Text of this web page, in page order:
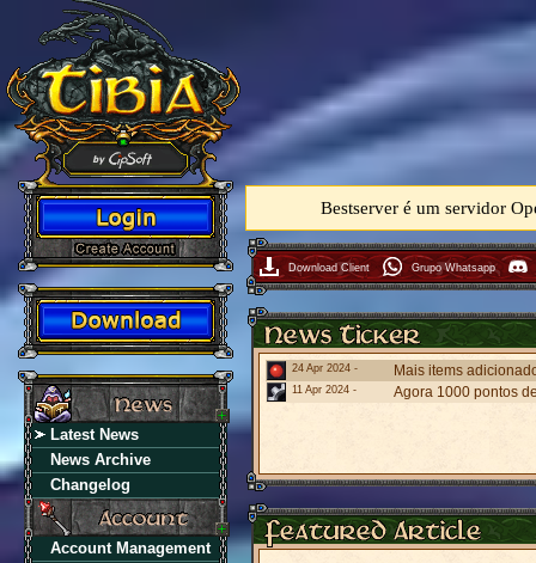
Latest News
News Archive
Changelog
Account Management
Bestserver é um servidor
Download Client Grupo Whatsapp
24 Apr 2024 - Mais items
11 Apr 2024 - Agora 1000 pontos